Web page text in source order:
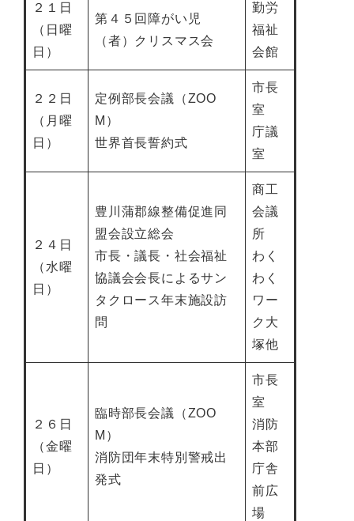
２１日
（日曜
日）
第４５回障がい児
（者）クリスマス会
勤労
福祉
会館
２２日
（月曜
日）
定例部長会議（ZOO
M）
世界首長誓約式
市長
室
庁議
室
２４日
（水曜
日）
豊川蒲郡線整備促進同
盟会設立総会
市長・議長・社会福祉
協議会会長によるサン
タクロース年末施設訪
問
商工
会議
所
わく
わく
ワー
ク大
塚他
２６日
（金曜
日）
臨時部長会議（ZOO
M）
消防団年末特別警戒出
発式
市長
室
消防
本部
庁舎
前広
場